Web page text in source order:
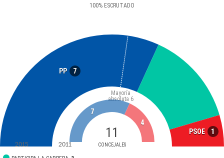
100% ESCRUTADO
PP 7
PSOE 1
11
CONCEJALES
Mayoría
absoluta 6
7
4
2015 2011